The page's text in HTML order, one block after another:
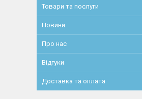
Товари та послуги
Новини
Про нас
Відгуки
Доставка та оплата